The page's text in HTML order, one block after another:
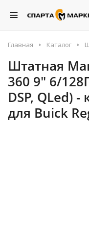
Главная Каталог
Штатная
360 9" 6/
DSP, QLed)
для Buick